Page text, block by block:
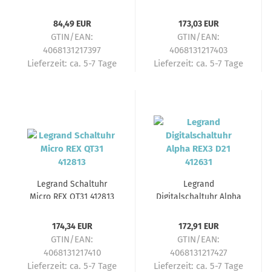
84,49 EUR
GTIN/EAN:
4068131217397
Lieferzeit: ca. 5-7 Tage
173,03 EUR
GTIN/EAN:
4068131217403
Lieferzeit: ca. 5-7 Tage
Legrand Schaltuhr
Micro REX QT31 412813
174,34 EUR
GTIN/EAN:
4068131217410
Lieferzeit: ca. 5-7 Tage
Legrand
Digitalschaltuhr Alpha
172,91 EUR
GTIN/EAN:
4068131217427
Lieferzeit: ca. 5-7 Tage